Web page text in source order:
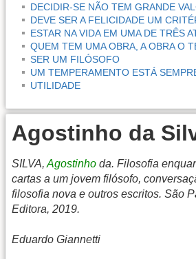
DECIDIR-SE NÃO TEM GRANDE
DEVE SER A FELICIDADE UM
ESTAR NA VIDA EM UMA DE TRÊS
QUEM TEM UMA OBRA, A OBRA O
SER UM FILÓSOFO
UM TEMPERAMENTO ESTÁ
UTILIDADE
Agostinho da
SILVA, Agostinho da. Filosofia
cartas a um jovem filósofo,
filosofia nova e outros escritos. São
Editora, 2019.
Eduardo Giannetti